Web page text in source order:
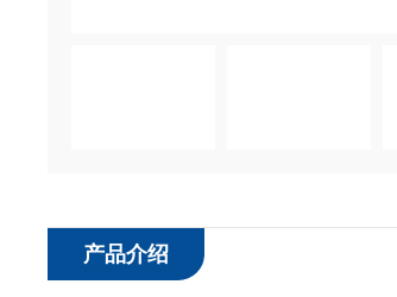
产品介绍